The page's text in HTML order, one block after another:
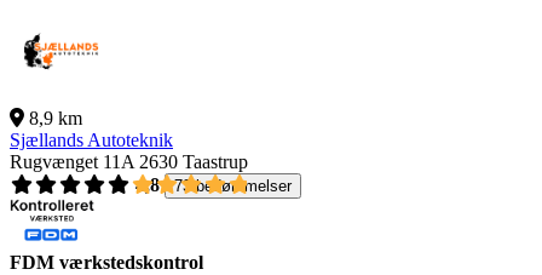
8,9 km
Sjællands Autoteknik
Rugvænget 11A 2630 Taastrup
4,8
73 bedømmelser
FDM værkstedskontrol